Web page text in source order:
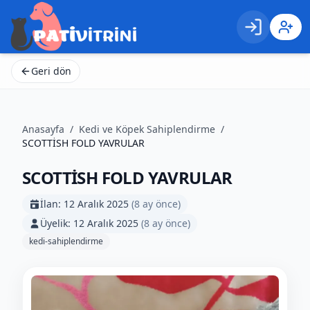
Giriş Kayıt
Geri dön
Anasayfa / Kedi ve Köpek Sahiplendirme /
SCOTTİSH FOLD YAVRULAR
SCOTTİSH FOLD YAVRULAR
İlan: 12 Aralık 2025 (8 ay önce)
Üyelik: 12 Aralık 2025 (8 ay önce)
kedi-sahiplendirme